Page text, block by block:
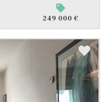
249 000 €